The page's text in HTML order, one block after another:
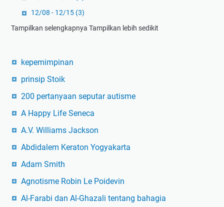
12/08 - 12/15 (3)
Tampilkan selengkapnya Tampilkan lebih sedikit
kepemimpinan
prinsip Stoik
200 pertanyaan seputar autisme
A Happy Life Seneca
A.V. Williams Jackson
Abdidalem Keraton Yogyakarta
Adam Smith
Agnotisme Robin Le Poidevin
Al-Farabi dan Al-Ghazali tentang bahagia